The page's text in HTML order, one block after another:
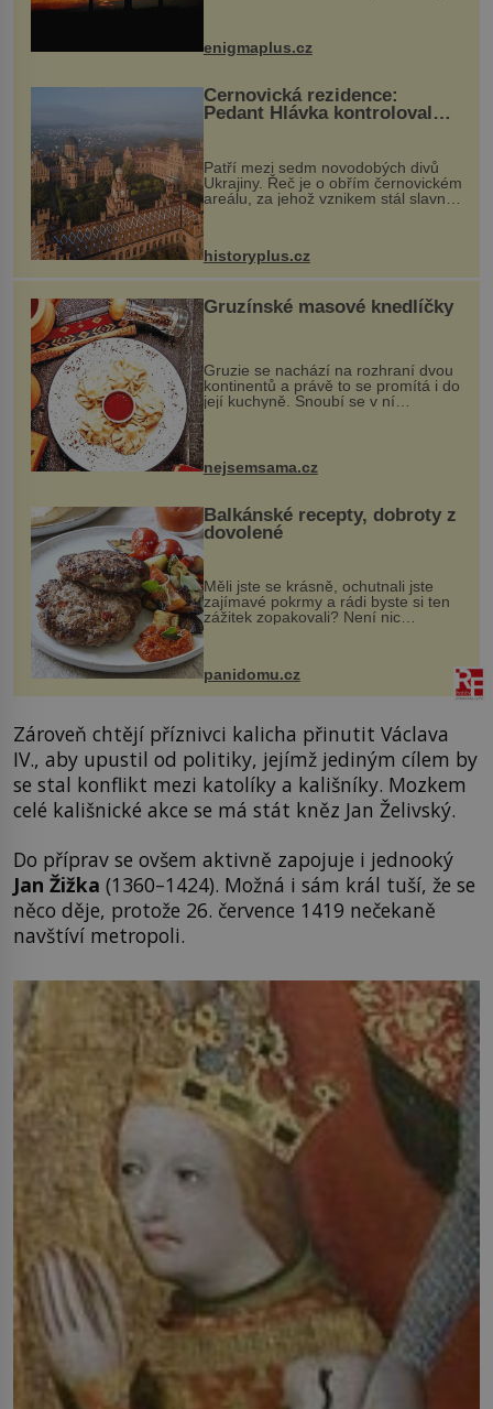
...
enigmaplus.cz
Černovická rezidence:
Pedant Hlávka kontroloval
Patří mezi sedm novodobých divů
Ukrajiny. Řeč je o obřím černovickém
areálu, za jehož vznikem stál slavný
český architekt Josef Hlávka. Ten si
na něm dal mimořádně záležet. Jeho
historyplus.cz
Gruzínské masové knedlíčky
Gruzie se nachází na rozhraní dvou
kontinentů a právě to se promítá i do
její kuchyně. Snoubí se v ní
evropské a asijské chutě a díky tomu
pokrmy, které rozhodně st...
nejsemsama.cz
Balkánské recepty, dobroty z
dovolené
Měli jste se krásně, ochutnali jste
zajímavé pokrmy a rádi byste si ten
zážitek zopakovali? Není nic
snazšího. Pljeskavica (10 porcí)
Možná jste ji ochutnali na dovolené v
bývalé Jugoslávii, lze ji vi...
panidomu.cz
Zároveň chtějí příznivci kalicha přinutit Václava
IV., aby upustil od politiky, jejímž jediným cílem by
se stal konflikt mezi katolíky a kališníky. Mozkem
celé kališnické akce se má stát kněz Jan Želivský.
Do příprav se ovšem aktivně zapojuje i jednooký
Jan Žižka (1360–1424). Možná i sám král tuší, že se
něco děje, protože 26. července 1419 nečekaně
navštíví metropoli.